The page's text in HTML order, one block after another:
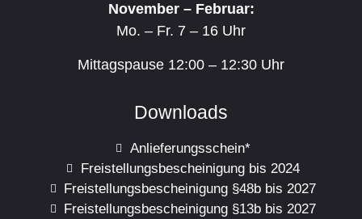
November – Februar:
Mo. – Fr. 7 – 16 Uhr
Mittagspause 12:00 – 12:30 Uhr
Downloads
Anlieferungsschein*
Freistellungsbescheinigung bis 2024
Freistellungsbescheinigung §48b bis 2027
Freistellungsbescheinigung §13b bis 2027